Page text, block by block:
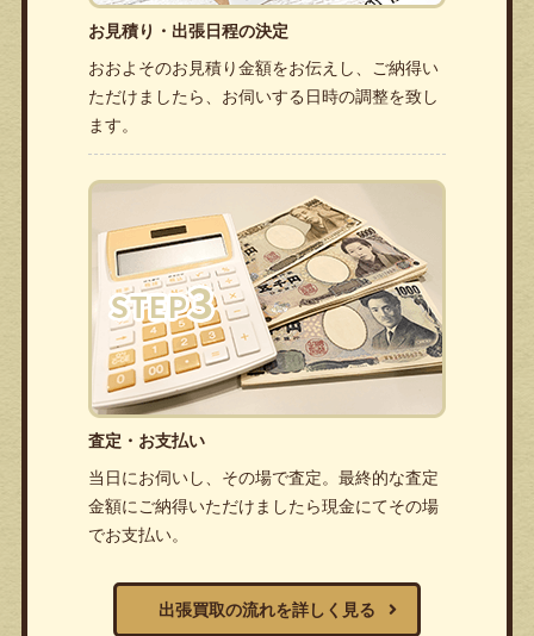
お見積り・出張日程の決定
おおよそのお見積り金額をお伝えし、ご納得い
ただけましたら、お伺いする日時の調整を致し
ます。
査定・お支払い
当日にお伺いし、その場で査定。最終的な査定
金額にご納得いただけましたら現金にてその場
でお支払い。
出張買取の流れを詳しく見る